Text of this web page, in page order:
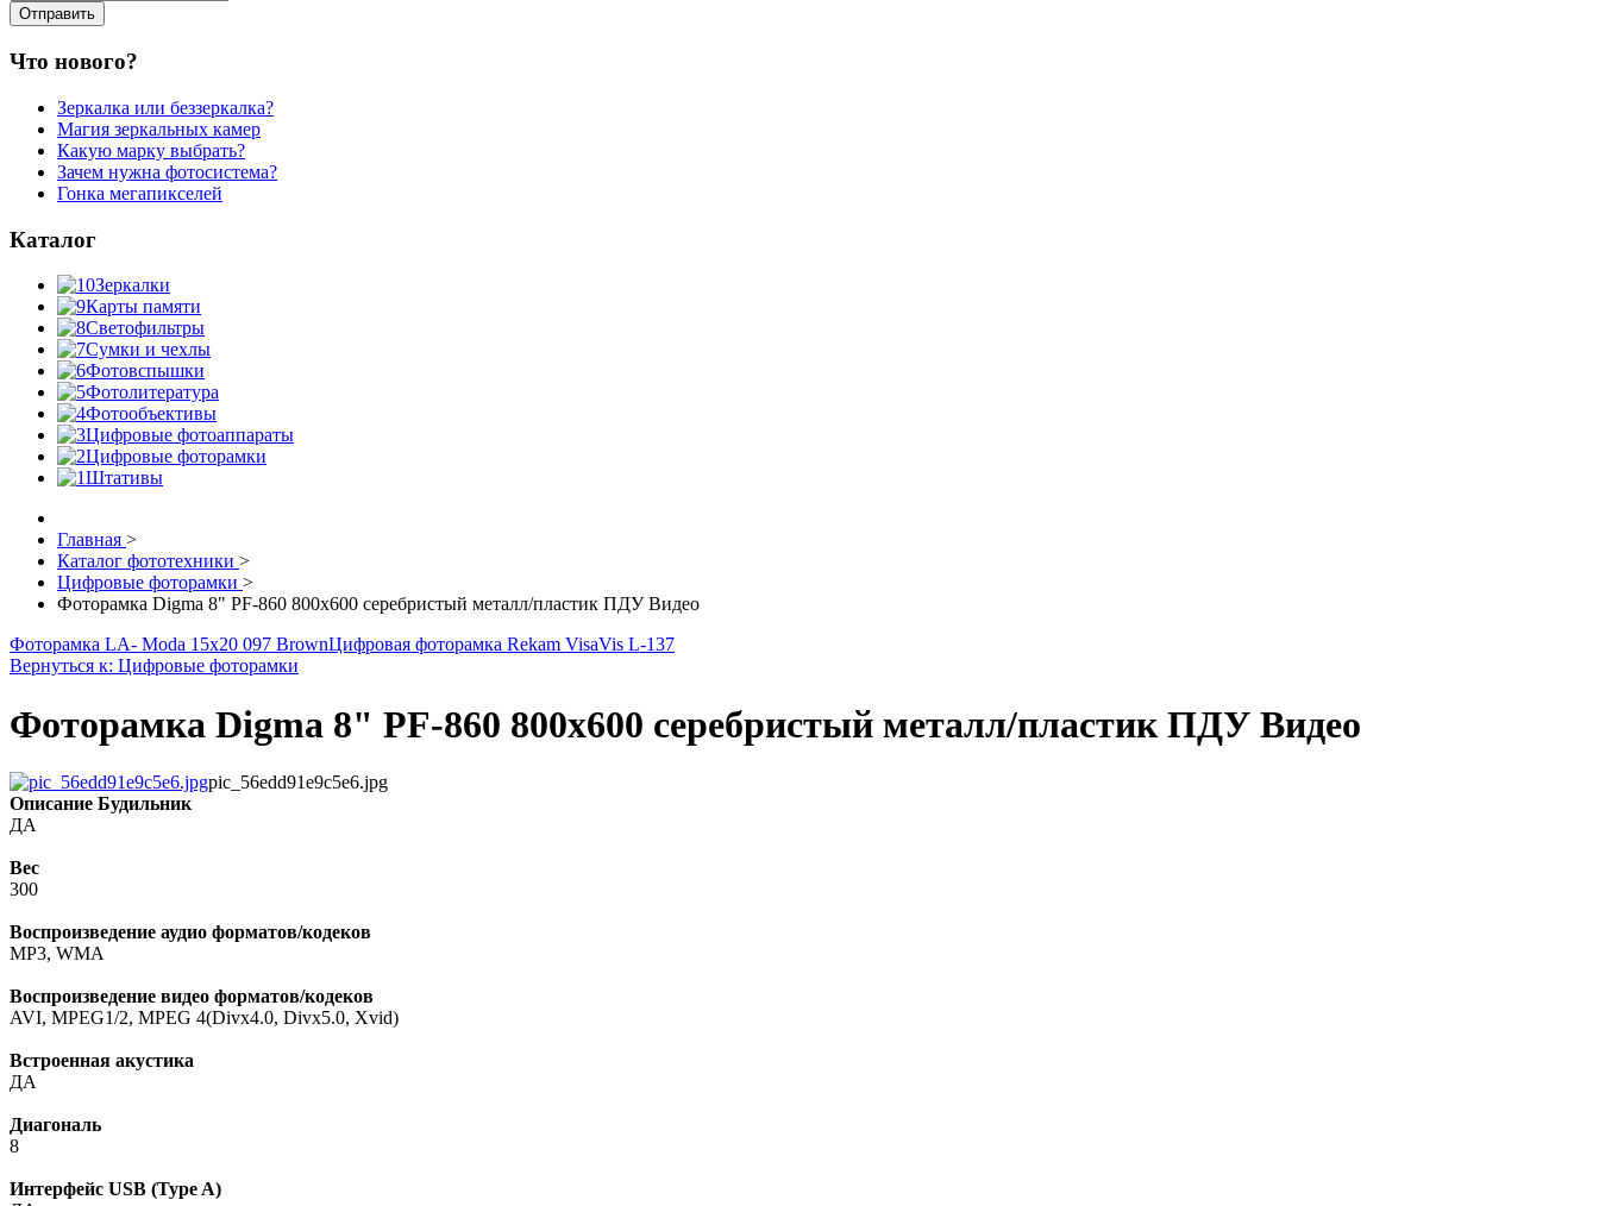
Что нового?
Зеркалка или беззеркалка?
Магия зеркальных камер
Какую марку выбрать?
Зачем нужна фотосистема?
Гонка мегапикселей
Каталог
Зеркалки
Карты памяти
Светофильтры
Сумки и чехлы
Фотовспышки
Фотолитература
Фотообъективы
Цифровые фотоаппараты
Цифровые фоторамки
Штативы
Главная >
Каталог фототехники >
Цифровые фоторамки >
Фоторамка Digma 8" PF-860 800x600 серебристый металл/пластик ПДУ Видео
Фоторамка LA- Moda 15x20 097 BrownЦифровая фоторамка Rekam VisaVis L-137
Вернуться к: Цифровые фоторамки
Фоторамка Digma 8" PF-860 800x600 серебристый металл/пластик ПДУ Видео
pic_56edd91e9c5e6.jpg
Описание Будильник
ДА
Вес
300
Воспроизведение аудио форматов/кодеков
MP3, WMA
Воспроизведение видео форматов/кодеков
AVI, MPEG1/2, MPEG 4(Divx4.0, Divx5.0, Xvid)
Встроенная акустика
ДА
Диагональ
8
Интерфейс USB (Type A)